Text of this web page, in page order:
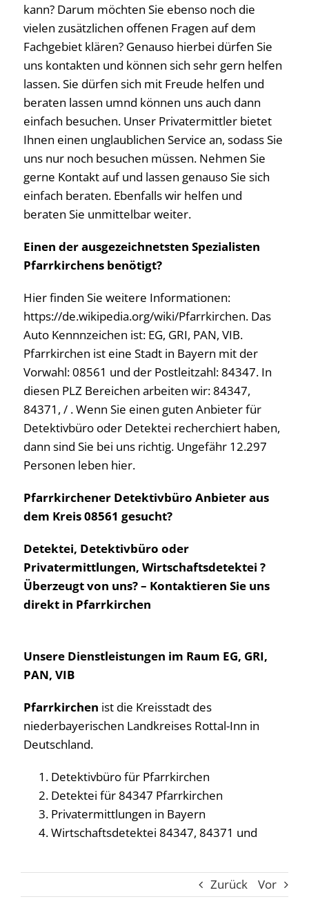
kann? Darum möchten Sie ebenso noch die
vielen zusätzlichen offenen Fragen auf dem
Fachgebiet klären? Genauso hierbei dürfen Sie
uns kontakten und können sich sehr gern helfen
lassen. Sie dürfen sich mit Freude helfen und
beraten lassen umnd können uns auch dann
einfach besuchen. Unser Privatermittler bietet
Ihnen einen unglaublichen Service an, sodass Sie
uns nur noch besuchen müssen. Nehmen Sie
gerne Kontakt auf und lassen genauso Sie sich
einfach beraten. Ebenfalls wir helfen und
beraten Sie unmittelbar weiter.
Einen der ausgezeichnetsten Spezialisten
Pfarrkirchens benötigt?
Hier finden Sie weitere Informationen:
https://de.wikipedia.org/wiki/Pfarrkirchen. Das
Auto Kennnzeichen ist: EG, GRI, PAN, VIB.
Pfarrkirchen ist eine Stadt in Bayern mit der
Vorwahl: 08561 und der Postleitzahl: 84347. In
diesen PLZ Bereichen arbeiten wir: 84347,
84371, / . Wenn Sie einen guten Anbieter für
Detektivbüro oder Detektei recherchiert haben,
dann sind Sie bei uns richtig. Ungefähr 12.297
Personen leben hier.
Pfarrkirchener Detektivbüro Anbieter aus
dem Kreis 08561 gesucht?
Detektei, Detektivbüro oder
Privatermittlungen, Wirtschaftsdetektei ?
Überzeugt von uns? – Kontaktieren Sie uns
direkt in Pfarrkirchen
Unsere Dienstleistungen im Raum EG, GRI,
PAN, VIB
Pfarrkirchen ist die Kreisstadt des
niederbayerischen Landkreises Rottal-Inn in
Deutschland.
Detektivbüro für Pfarrkirchen
Detektei für 84347 Pfarrkirchen
Privatermittlungen in Bayern
Wirtschaftsdetektei 84347, 84371 und
Zurück Vor